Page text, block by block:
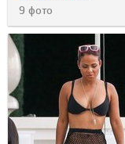
9 фото